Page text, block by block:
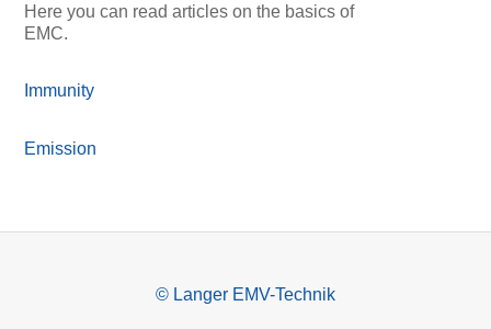
Here you can read articles on the basics of
EMC.
Immunity
Emission
© Langer EMV-Technik